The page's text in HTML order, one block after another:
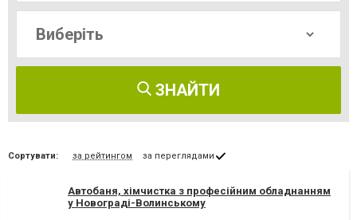
ЗНАЙТИ
Сортувати: за рейтингом за переглядами
Автобаня, хімчистка з професійним обладнанням
у Новограді-Волинському